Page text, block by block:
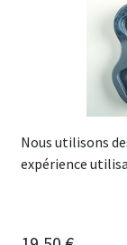
Paire de Cales
Nous utilisons
expérience